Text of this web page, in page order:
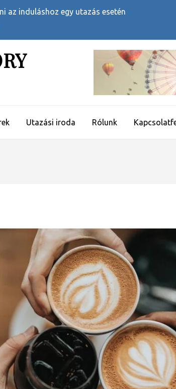
az induláshoz egy utazás esetén
Utazási iroda Rólunk